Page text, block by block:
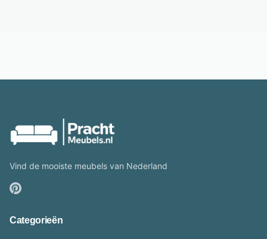
Vind de mooiste meubels van Nederland
Categorieën